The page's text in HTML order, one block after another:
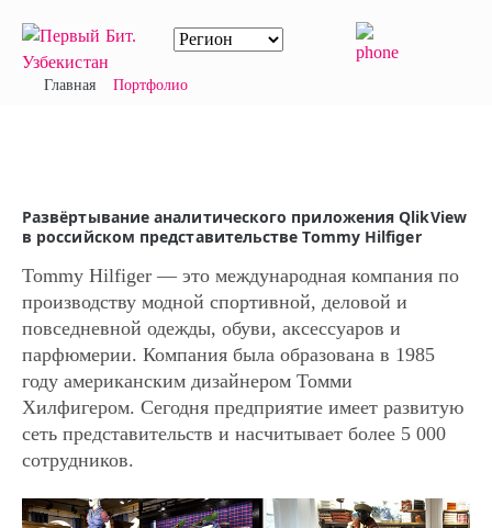
Главная Портфолио
Развёртывание аналитического приложения QlikView
в российском представительстве Tommy Hilfiger
Tommy Hilfiger — это международная компания по
производству модной спортивной, деловой и
повседневной одежды, обуви, аксессуаров и
парфюмерии. Компания была образована в 1985
году американским дизайнером Томми
Хилфигером. Сегодня предприятие имеет развитую
сеть представительств и насчитывает более 5 000
сотрудников.